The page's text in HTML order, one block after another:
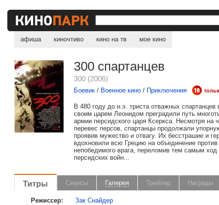
афиша киночтиво кино на тв мое кино
300 спартанцев
300 (2006)
Боевик / Военное кино / Приключения
В 480 году до н.э. триста отважных спартанцев
своим царем Леонидом преградили путь
армии персидского царя Ксеркса. Несмотря на
перевес персов, спартанцы продолжали
проявив мужество и отвагу. Их бесстрашие и
вдохновили всю Грецию на объединение против
непобедимого врага, переломив тем самым ход
персидских войн...
Титры Сеансы Галерея Трейлер Награды
Режиссер: Зак Снайдер